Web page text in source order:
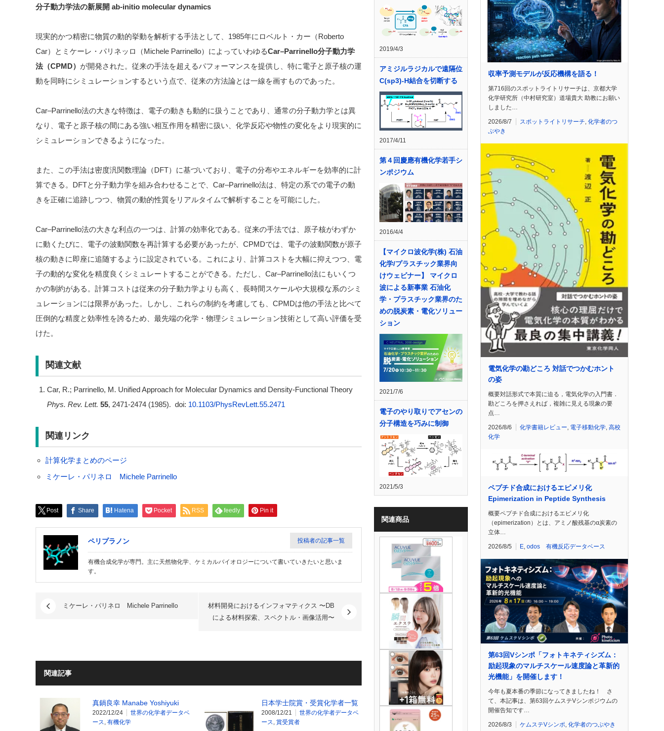
分子動力学法の新展開 ab-initio molecular dynamics
現実的かつ精密に物質の動的挙動を解析する手法として、1985年にロベルト・カー（Roberto
Car）とミケーレ・パリネッロ（Michele Parrinello）によっていわゆるCar–Parrinello分子動力学
法（CPMD） が開発された。従来の手法を超えるパフォーマンスを提供し、特に電子と原子核の運
動を同時にシミュレーションするという点で、従来の方法論とは一線を画すものであった。
Car–Parrinello法の大きな特徴は、電子の動きも動的に扱うことであり、通常の分子動力学とは異
なり、電子と原子核の間にある強い相互作用を精密に扱い、化学反応や物性の変化をより現実的に
シミュレーションできるようになった。
また、この手法は密度汎関数理論（DFT）に基づいており、電子の分布やエネルギーを効率的に計
算できる。DFTと分子動力学を組み合わせることで、Car–Parrinello法は、特定の系での電子の動
きを正確に追跡しつつ、物質の動的性質をリアルタイムで解析することを可能にした。
Car–Parrinello法の大きな利点の一つは、計算の効率化である。従来の手法では、原子核がわずか
に動くたびに、電子の波動関数を再計算する必要があったが、CPMDでは、電子の波動関数が原子
核の動きに即座に追随するように設定されている。これにより、計算コストを大幅に抑えつつ、電
子の動的な変化を精度良くシミュレートすることができる。ただし、Car–Parrinello法にもいくつ
かの制約がある。計算コストは従来の分子動力学よりも高く、長時間スケールや大規模な系のシミ
ュレーションには限界があった。しかし、これらの制約を考慮しても、CPMDは他の手法と比べて
圧倒的な精度と効率性を誇るため、最先端の化学・物理シミュレーション技術として高い評価を受
けた。
関連文献
Car, R.; Parrinello, M. Unified Approach for Molecular Dynamics and Density-Functional Theory
Phys. Rev. Lett. 55, 2471-2474 (1985). doi: 10.1103/PhysRevLett.55.2471
関連リンク
計算化学まとめのページ
ミケーレ・パリネロ Michele Parrinello
Post Share Hatena Pocket RSS feedly Pin it
ペリプラノン 投稿者の記事一覧
有機合成化学が専門。主に天然物化学、ケミカルバイオロジーについて書いていきたいと思いま
す。
ミケーレ・パリネロ Michele Parrinello
材料開発におけるインフォマティクス 〜DB
による材料探索、スペクトル・画像活用〜
関連記事
真鍋良幸 Manabe Yoshiyuki
2022/12/24
世界の化学者データベ
ース, 有機化学
日本学士院賞・受賞化学者一覧
2008/12/21
世界の化学者データベ
ース, 賞受賞者
2019/4/3
アミジルラジカルで遠隔位
C(sp3)-H結合を切断する
2017/4/11
第４回慶應有機化学若手シ
ンポジウム
2016/4/4
【マイクロ波化学(株) 石油
化学/プラスチック業界向
けウェビナー】 マイクロ
波による新事業 石油化
学・プラスチック業界のた
めの脱炭素・電化ソリュー
ション
2021/7/6
電子のやり取りでアセンの
分子構造を巧みに制御
2021/5/3
関連商品
収率予測モデルが反応機構を語る！
第716回のスポットライトリサーチは、京都大学
化学研究所（中村研究室）道場貴大 助教にお願い
しました…
2026/8/7 スポットライトリサーチ 化学者のつ
ぶやき
電気化学の勘どころ 対話でつかむホント
の姿
概要対話形式で本質に迫る，電気化学の入門書．
勘どころを押さえれば，複雑に見える現象の要
点…
2026/8/6 化学書籍レビュー 電子移動化学 高校
化学
ペプチド合成におけるエピメリ化
Epimerization in Peptide Synthesis
概要ペプチド合成におけるエピメリ化
（epimerization）とは、アミノ酸残基のα炭素の
立体…
2026/8/5 E odos 有機反応データベース
第63回Vシンポ「フォトキネティシズム：
励起現象のマルチスケール速度論と革新的
光機能」を開催します！
今年も夏本番の季節になってきましたね！ さ
て、本記事は、第63回ケムステVシンポジウムの
開催告知です…
2026/8/3 ケムステVシンポ, 化学者のつぶやき